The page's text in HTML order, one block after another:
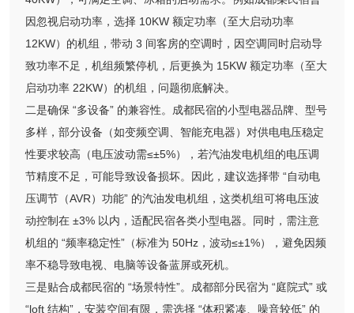
因忽视启动功率，选择 10KW 额定功率（至大启动功率
12KW）的机组，带动 3 间客房的空调时，因空调同时启动导
致功率不足，机组频繁停机，后更换为 15KW 额定功率（至大
启动功率 22KW）的机组，问题彻底解决。
二是确保 “多设备” 的兼容性。成都民宿的小型电器品牌、型号
多样，部分设备（如变频空调、智能充电器）对供电电压稳定
性要求较高（电压波动需≤±5%），若汽油发电机组的电压调
节精度不足，可能导致设备损坏。因此，建议选择带 “自动电
压调节（AVR）功能” 的汽油发电机组，这类机组可将电压波
动控制在 ±3% 以内，适配民宿各类小型电器。同时，需注意
机组的 “频率稳定性”（标准为 50Hz，波动≤±1%），避免因频
率不稳导致电视、电脑等设备蓝屏或死机。
三是贴合成都民宿的 “场景特性”。成都部分民宿为 “庭院式” 或
“loft 结构”，安装空间有限，需选择 “体积紧凑、噪音较低” 的